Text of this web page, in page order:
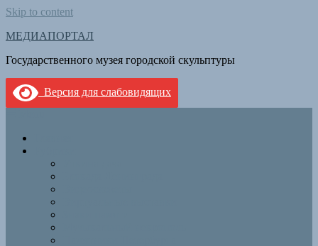
Skip to content
МЕДИАПОРТАЛ
Государственного музея городской скульптуры
Версия для слабовидящих